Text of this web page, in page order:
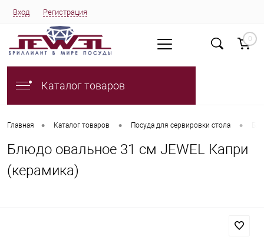
Вход Регистрация
0
Каталог товаров
Главная • Каталог товаров • Посуда для сервировки стола •
Блюдо овальное 31 см JEWEL Капри
(керамика)